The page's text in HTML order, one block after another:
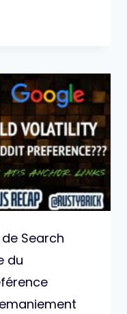
Search
du